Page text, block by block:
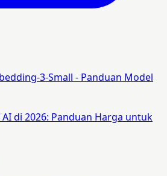
3-Small - Panduan Model
AI di 2026: Panduan Harga untuk